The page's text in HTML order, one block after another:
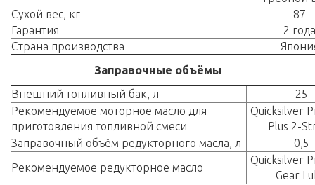
Сухой вес, кг
87
Гарантия
2 года
Страна производства
Заправочные объёмы
Внешний топливный бак, л
25
Рекомендуемое моторное масло для
приготовления топливной смеси
Quicksilver
Plus 2-
Заправочный объём редукторного масла, л
0,5
Рекомендуемое редукторное масло
Quicksilver
Gear